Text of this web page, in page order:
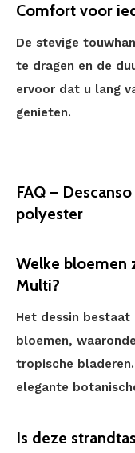
Comfort voor
De stevige
te dragen en de
ervoor dat u lang
genieten.
FAQ –
polyester
Welke bloemen
Multi?
Het dessin
bloemen,
tropische
elegante
Is deze